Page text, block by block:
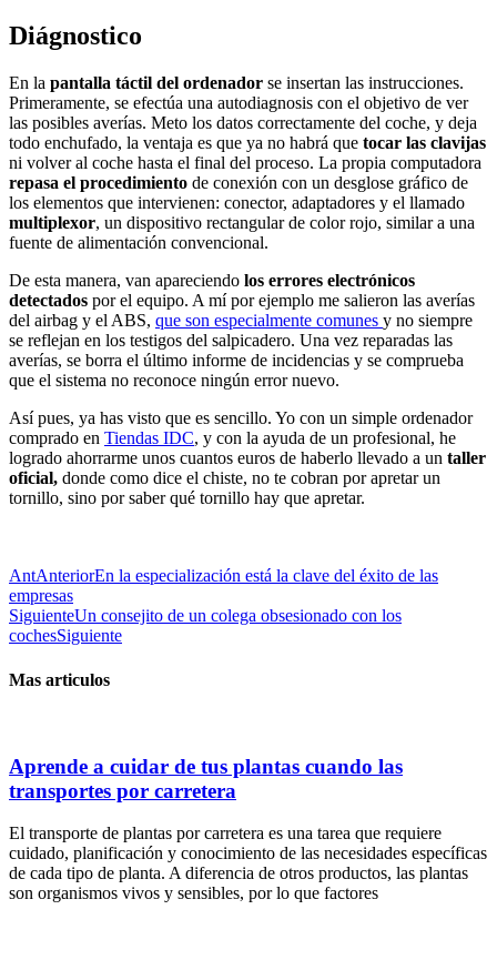
Diágnostico
En la pantalla táctil del ordenador se insertan las instrucciones.
Primeramente, se efectúa una autodiagnosis con el objetivo de ver
las posibles averías. Meto los datos correctamente del coche, y deja
todo enchufado, la ventaja es que ya no habrá que tocar las clavijas
ni volver al coche hasta el final del proceso. La propia computadora
repasa el procedimiento de conexión con un desglose gráfico de
los elementos que intervienen: conector, adaptadores y el llamado
multiplexor, un dispositivo rectangular de color rojo, similar a una
fuente de alimentación convencional.
De esta manera, van apareciendo los errores electrónicos
detectados por el equipo. A mí por ejemplo me salieron las averías
del airbag y el ABS, que son especialmente comunes y no siempre
se reflejan en los testigos del salpicadero. Una vez reparadas las
averías, se borra el último informe de incidencias y se comprueba
que el sistema no reconoce ningún error nuevo.
Así pues, ya has visto que es sencillo. Yo con un simple ordenador
comprado en Tiendas IDC, y con la ayuda de un profesional, he
logrado ahorrarme unos cuantos euros de haberlo llevado a un taller
oficial, donde como dice el chiste, no te cobran por apretar un
tornillo, sino por saber qué tornillo hay que apretar.
AntAnteriorEn la especialización está la clave del éxito de las
empresas
SiguienteUn consejito de un colega obsesionado con los
cochesSiguiente
Mas articulos
Aprende a cuidar de tus plantas cuando las
transportes por carretera
El transporte de plantas por carretera es una tarea que requiere
cuidado, planificación y conocimiento de las necesidades específicas
de cada tipo de planta. A diferencia de otros productos, las plantas
son organismos vivos y sensibles, por lo que factores